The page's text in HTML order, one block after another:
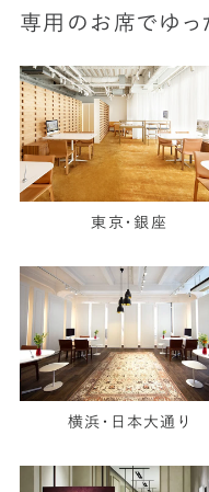
専用のお席でゆっ
東京・銀座
横浜・日本大通り